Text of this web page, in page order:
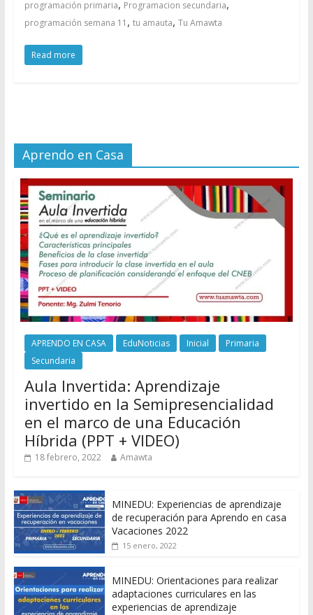
programación primaria, Programacion secundaria,
programación semana 11 , tu amauta, Tu Amawta
Read more
Aprendo en Casa
APRENDO EN CASA EduNoticias Inicial
Primaria
Secundaria
Aula Invertida: Aprendizaje
invertido en la Semipresencialidad
en el marco de una Educación
Híbrida (PPT + VIDEO)
18 febrero, 2022 Amawta
MINEDU: Experiencias de aprendizaje
de recuperación para Aprendo en casa
Vacaciones 2022
15 enero, 2022
MINEDU: Orientaciones para realizar
adaptaciones curriculares en las
experiencias de aprendizaje